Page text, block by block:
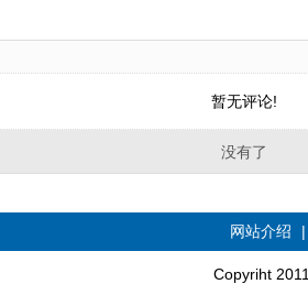
暂无评论!
没有了
网站介绍
Copyriht